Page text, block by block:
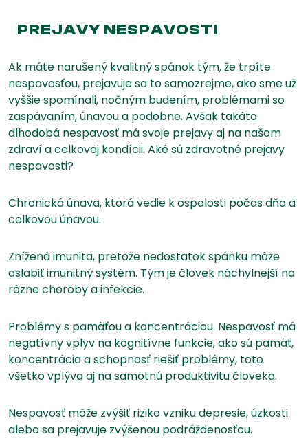
PREJAVY NESPAVOSTI
Ak máte narušený kvalitný spánok tým, že trpíte
nespavosťou, prejavuje sa to samozrejme, ako sme už
vyššie spomínali, nočným budením, problémami so
zaspávaním, únavou a podobne. Avšak takáto
dlhodobá nespavosť má svoje prejavy aj na našom
zdraví a celkovej kondícii. Aké sú zdravotné prejavy
nespavosti?
Chronická únava, ktorá vedie k ospalosti počas dňa a
celkovou únavou.
Znížená imunita, pretože nedostatok spánku môže
oslabiť imunitný systém. Tým je človek náchylnejší na
rôzne choroby a infekcie.
Problémy s pamäťou a koncentráciou. Nespavosť má
negatívny vplyv na kognitívne funkcie, ako sú pamäť,
koncentrácia a schopnosť riešiť problémy, toto
všetko vplýva aj na samotnú produktivitu človeka.
Nespavosť môže zvýšiť riziko vzniku depresie, úzkosti
alebo sa prejavuje zvýšenou podráždenosťou.